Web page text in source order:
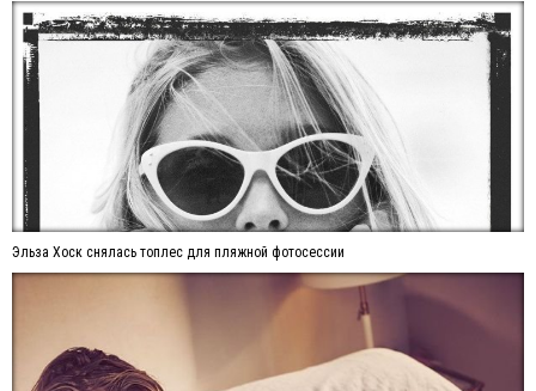
Эльза Хоск снялась топлес для пляжной фотосессии